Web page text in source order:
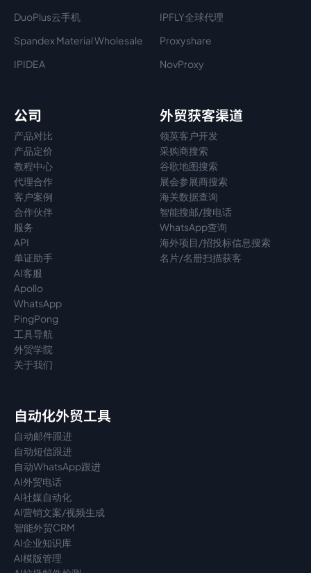
DuoPlus云手机
IPFLY全球代理
Spandex Material Wholesale​
Proxyshare
IPIDEA
NovProxy
公司
产品对比
产品定价
教程中心
代理合作
客户案例
合作伙伴
服务
API
单证助手
AI客服
Apollo
WhatsApp
PingPong
工具导航
外贸学院
关于我们
外贸获客渠道
领英客户开发
采购商搜索
谷歌地图搜索
展会参展商搜索
海关数据查询
智能搜邮/搜电话
WhatsApp查询
海外项目/招投标信息搜索
名片/名册扫描获客
自动化外贸工具
自动邮件跟进
自动短信跟进
自动WhatsApp跟进
AI外贸电话
AI社媒自动化
AI营销文案/视频生成
智能外贸CRM
AI企业知识库
AI模版管理